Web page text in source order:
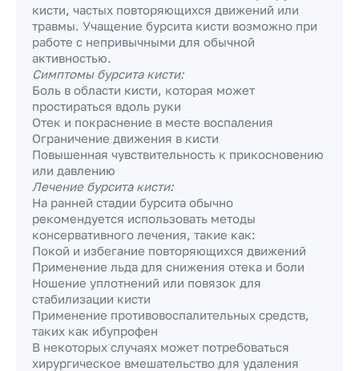
кисти, частых повторяющихся движений или
травмы. Учащение бурсита кисти возможно при
работе с непривычными для обычной
активностью.
Симптомы бурсита кисти:
Боль в области кисти, которая может
простираться вдоль руки
Отек и покраснение в месте воспаления
Ограничение движения в кисти
Повышенная чувствительность к прикосновению
или давлению
Лечение бурсита кисти:
На ранней стадии бурсита обычно
рекомендуется использовать методы
консервативного лечения, такие как:
Покой и избегание повторяющихся движений
Применение льда для снижения отека и боли
Ношение уплотнений или повязок для
стабилизации кисти
Применение противовоспалительных средств,
таких как ибупрофен
В некоторых случаях может потребоваться
хирургическое вмешательство для удаления